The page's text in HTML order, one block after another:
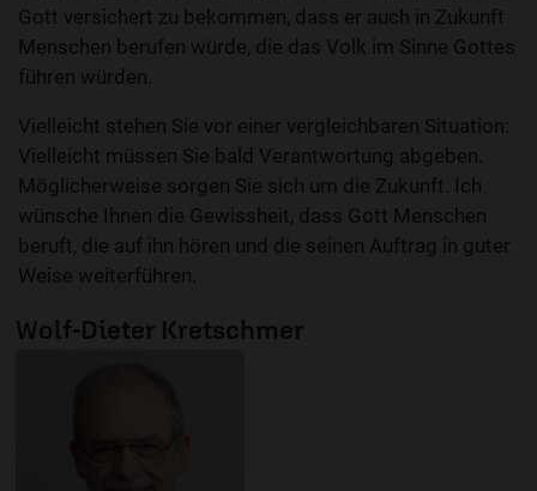
Gott versichert zu bekommen, dass er auch in Zukunft
Menschen berufen würde, die das Volk im Sinne Gottes
führen würden.
Vielleicht stehen Sie vor einer vergleichbaren Situation:
Vielleicht müssen Sie bald Verantwortung abgeben.
Möglicherweise sorgen Sie sich um die Zukunft. Ich
wünsche Ihnen die Gewissheit, dass Gott Menschen
beruft, die auf ihn hören und die seinen Auftrag in guter
Weise weiterführen.
Wolf-Dieter Kretschmer